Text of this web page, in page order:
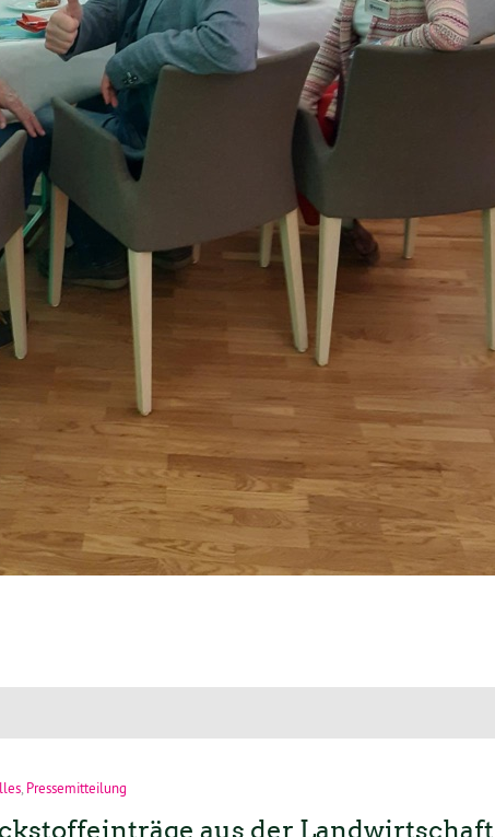
, Pressemitteilung
aus der Landwirtschaft